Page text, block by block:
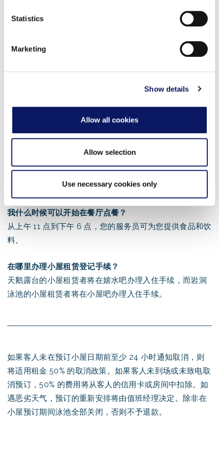
We use cookies to personalise content and ads, to
provide social media features and to analyse our traffic.
our social media, advertising and analytics partners who
provided to them or that they’ve collected from your use
Statistics
Marketing
Show details
Allow all cookies
Allow selection
Use necessary cookies only
Lounge
吊扇
常见问题
位置。石窟小屋位于海豚号，面向石窟瀑布；天鹅小屋位
于天鹅号，面向游泳圈泳池。
我什么时候可以开始在餐厅点餐？
从上午 11 点到下午 6 点，您的服务员可为您提供食品和饮
料。
在哪里办理小屋租赁登记手续？
天鹅露台的小屋租赁者将在嬉水吧办理入住手续，而岩洞
泳池的小屋租赁者将在小屋吧办理入住手续。
如果客人未在预订小屋日期前至少 24 小时通知取消，则
将适用租金 50% 的取消政策。如果客人未到场或未致电取
消预订，50% 的费用将从客人的信用卡或房间中扣除。如
遇恶劣天气，预订的重新安排将由值班经理决定。除非在
小屋预订期间泳池全部关闭，否则不予退款。